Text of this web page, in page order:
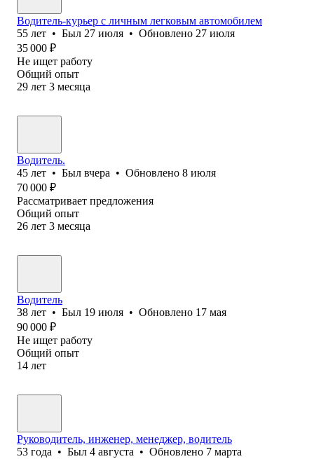
Водитель-курьер с личным легковым автомобилем
55 лет • Был 27 июля • Обновлено 27 июля
35 000 ₽
Не ищет работу
Общий опыт
29 лет 3 месяца
Водитель.
45 лет • Был вчера • Обновлено 8 июля
70 000 ₽
Рассматривает предложения
Общий опыт
26 лет 3 месяца
Водитель
38 лет • Был 19 июля • Обновлено 17 мая
90 000 ₽
Не ищет работу
Общий опыт
14 лет
Руководитель, инженер, менеджер, водитель
53 года • Был 4 августа • Обновлено 7 марта